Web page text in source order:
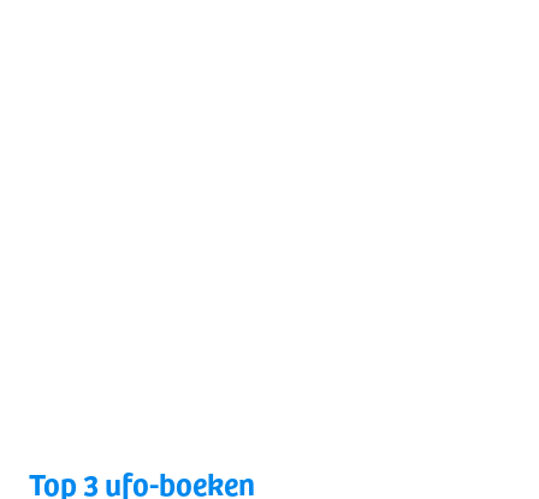
Top 3 ufo-boeken